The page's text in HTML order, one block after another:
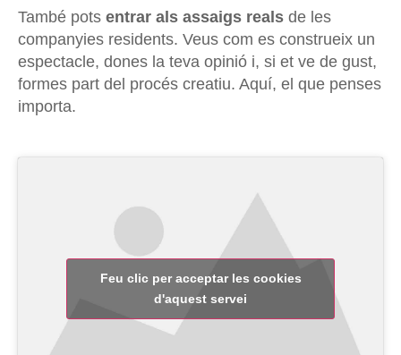
També pots entrar als assaigs reals de les
companyies residents. Veus com es construeix un
espectacle, dones la teva opinió i, si et ve de gust,
formes part del procés creatiu. Aquí, el que penses
importa.
Feu clic per acceptar les cookies
d'aquest servei